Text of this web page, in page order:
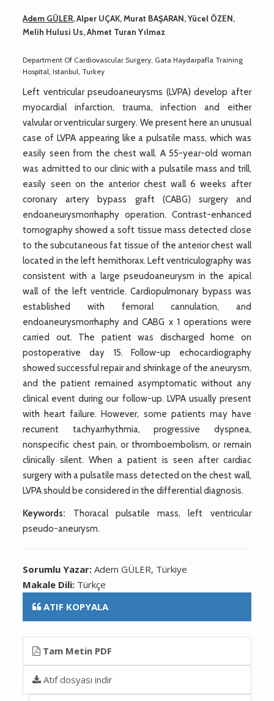
Adem GÜLER, Alper UÇAK, Murat BAŞARAN, Yücel ÖZEN,
Melih Hulusi Us, Ahmet Turan Yılmaz
Department Of Cardiovascular Surgery, Gata Haydarpafla Training
Hospital, Istanbul, Turkey
Left ventricular pseudoaneurysms (LVPA) develop after
myocardial infarction, trauma, infection and either
valvular or ventricular surgery. We present here an unusual
case of LVPA appearing like a pulsatile mass, which was
easily seen from the chest wall. A 55-year-old woman
was admitted to our clinic with a pulsatile mass and trill,
easily seen on the anterior chest wall 6 weeks after
coronary artery bypass graft (CABG) surgery and
endoaneurysmorrhaphy operation. Contrast-enhanced
tomography showed a soft tissue mass detected close
to the subcutaneous fat tissue of the anterior chest wall
located in the left hemithorax. Left ventriculography was
consistent with a large pseudoaneurysm in the apical
wall of the left ventricle. Cardiopulmonary bypass was
established with femoral cannulation, and
endoaneurysmorrhaphy and CABG x 1 operations were
carried out. The patient was discharged home on
postoperative day 15. Follow-up echocardiography
showed successful repair and shrinkage of the aneurysm,
and the patient remained asymptomatic without any
clinical event during our follow-up. LVPA usually present
with heart failure. However, some patients may have
recurrent tachyarrhythmia, progressive dyspnea,
nonspecific chest pain, or thromboembolism, or remain
clinically silent. When a patient is seen after cardiac
surgery with a pulsatile mass detected on the chest wall,
LVPA should be considered in the differential diagnosis.
Keywords: Thoracal pulsatile mass, left ventricular
pseudo-aneurysm.
Sorumlu Yazar:Adem GÜLER, Türkiye
Makale Dili: Türkçe
ATIF KOPYALA
Tam Metin PDF
Atıf dosyası indir